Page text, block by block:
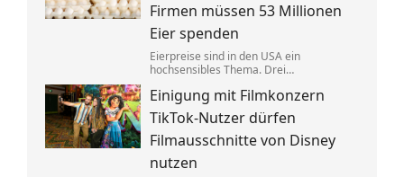
Firmen müssen 53 Millionen
Eier spenden
Eierpreise sind in den USA ein
hochsensibles Thema. Drei
sich dabei illegalerweise abgesprochen
zu haben. Sie einigten sich mit der Justiz –
und liefern jetzt im großen Stil.
Einigung mit Filmkonzern
TikTok-Nutzer dürfen
Filmausschnitte von Disney
nutzen